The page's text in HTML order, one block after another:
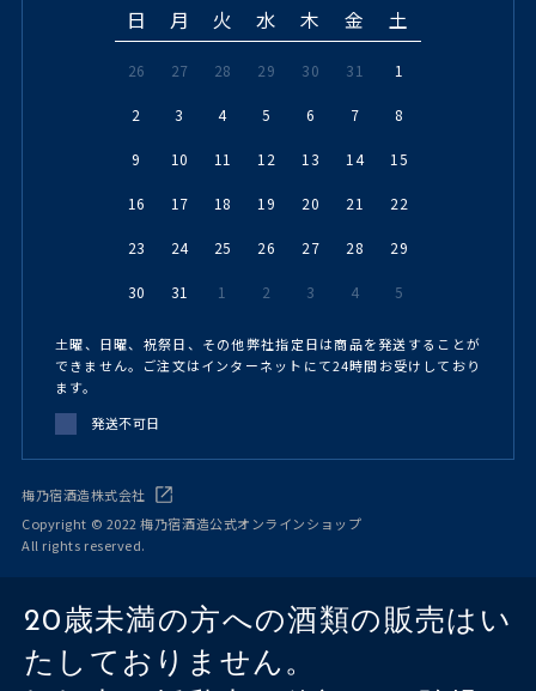
日 月 火 水 木 金 土
26 27 28 29 30 31 1
2 3 4 5 6 7 8
9 10 11 12 13 14 15
16 17 18 19 20 21 22
23 24 25 26 27 28 29
30 31 1 2 3 4 5
土曜、日曜、祝祭日、その他弊社指定日は商品を発送することが
できません。ご注文はインターネットにて24時間お受けしており
ます。
発送不可日
梅乃宿酒造株式会社
Copyright © 2022 梅乃宿酒造公式オンラインショップ
All rights reserved.
20歳未満の方への酒類の販売はい
たしておりません。